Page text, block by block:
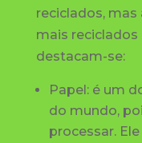
reciclados,
mais reciclados
destacam-se:
Papel: é um
do mundo,
processar.